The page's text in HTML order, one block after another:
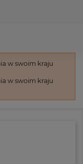
w swoim kraju
w swoim kraju